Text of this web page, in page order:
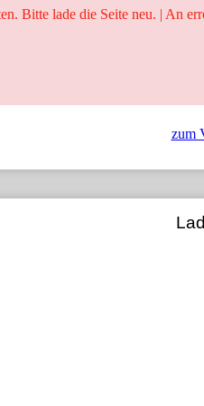
zum
Bitte lade die Seite neu. | An